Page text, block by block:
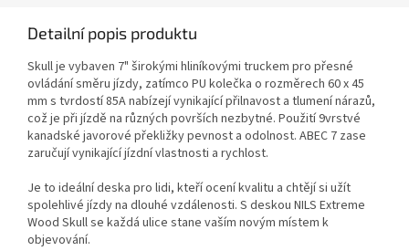
Detailní popis produktu
Skull je vybaven 7" širokými hliníkovými truckem pro přesné
ovládání směru jízdy, zatímco PU kolečka o rozměrech 60 x 45
mm s tvrdostí 85A nabízejí vynikající přilnavost a tlumení nárazů,
což je při jízdě na různých površích nezbytné. Použití 9vrstvé
kanadské javorové překližky pevnost a odolnost. ABEC 7 zase
zaručují vynikající jízdní vlastnosti a rychlost.
Je to ideální deska pro lidi, kteří ocení kvalitu a chtějí si užít
spolehlivé jízdy na dlouhé vzdálenosti. S deskou NILS Extreme
Wood Skull se každá ulice stane vaším novým místem k
objevování.